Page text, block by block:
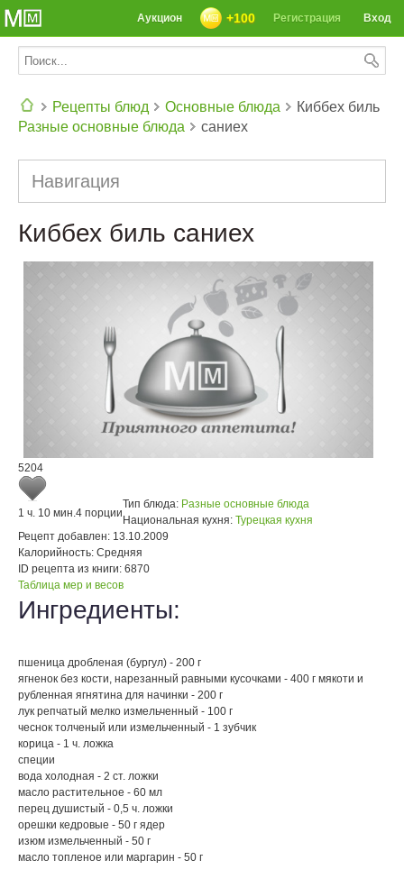
Вход
Регистрация
+100
Аукцион
Рецепты блюд
Основные блюда
Разные основные блюда
Киббех биль
саниех
Навигация
Киббех биль саниех
5204
1 ч. 10 мин.4 порции
Тип блюда: Разные основные блюда
Национальная кухня: Турецкая кухня
Рецепт добавлен: 13.10.2009
Калорийность: Средняя
ID рецепта из книги: 6870
Таблица мер и весов
Ингредиенты:
пшеница дробленая (бургул) - 200 г
ягненок без кости, нарезанный равными кусочками - 400 г мякоти и
рубленная ягнятина для начинки - 200 г
лук репчатый мелко измельченный - 100 г
чеснок толченый или измельченный - 1 зубчик
корица - 1 ч. ложка
специи
вода холодная - 2 ст. ложки
масло растительное - 60 мл
перец душистый - 0,5 ч. ложки
орешки кедровые - 50 г ядер
изюм измельченный - 50 г
масло топленое или маргарин - 50 г